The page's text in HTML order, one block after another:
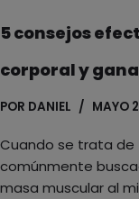
5 consejos
corporal y
POR DANIEL MAYO
Cuando se trata de
comúnmente
masa muscular al